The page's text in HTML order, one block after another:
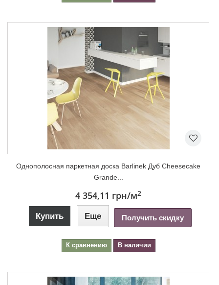
Однополосная паркетная доска Barlinek Дуб Cheesecake
Grande...
4 354,11 грн/м2
Купить Еще Получить скидку
К сравнению В наличии